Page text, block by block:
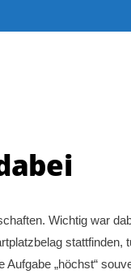
Wichtig war
stattfinden,
„höchst“